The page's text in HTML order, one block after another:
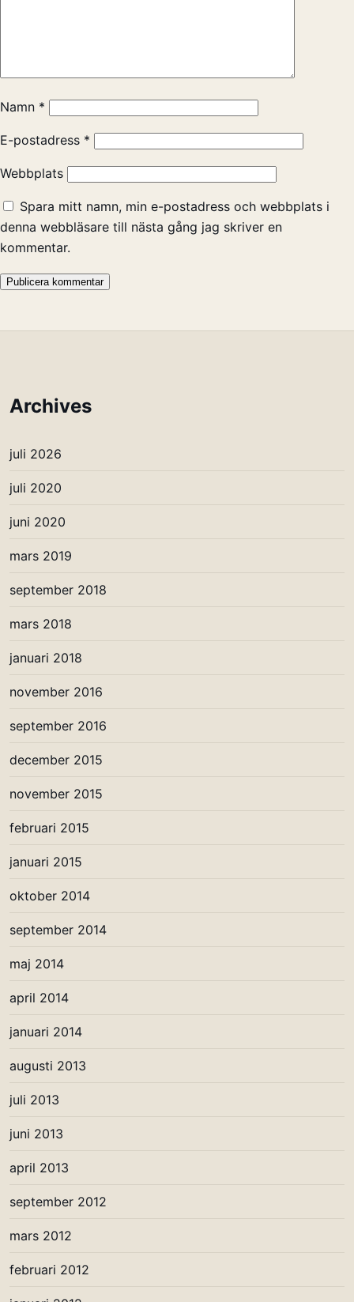
Namn *
E-postadress *
Webbplats
Spara mitt namn, min e-postadress och webbplats i
denna webbläsare till nästa gång jag skriver en
kommentar.
Archives
juli 2026
juli 2020
juni 2020
mars 2019
september 2018
mars 2018
januari 2018
november 2016
september 2016
december 2015
november 2015
februari 2015
januari 2015
oktober 2014
september 2014
maj 2014
april 2014
januari 2014
augusti 2013
juli 2013
juni 2013
april 2013
september 2012
mars 2012
februari 2012